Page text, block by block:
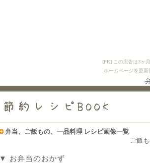
[PR] この広告は3ヶ
ホームページを更
弁当、ご飯もの、一品料理 レシピ画像一覧
ご飯
▼ お弁当のおかず